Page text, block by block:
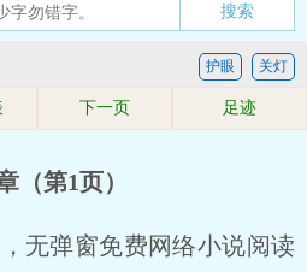
搜索
关灯
护眼
下一页 足迹
（第1页）
无弹窗免费网络小说阅读